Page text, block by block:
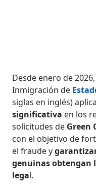
Desde enero de
Inmigración de
siglas en inglés)
significativa en los
solicitudes de Green
con el objetivo de
el fraude y
genuinas obtengan
legal.